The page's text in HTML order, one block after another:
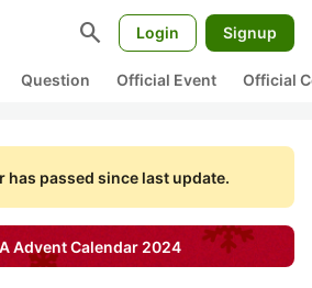
search Login Signup
Question Official Event Official
has passed since last update.
Advent Calendar 2024